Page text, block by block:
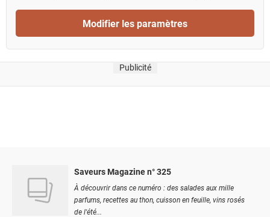
Modifier les paramètres
Publicité
Saveurs Magazine n° 325
À découvrir dans ce numéro : des salades aux mille
parfums, recettes au thon, cuisson en feuille, vins rosés
de l'été...